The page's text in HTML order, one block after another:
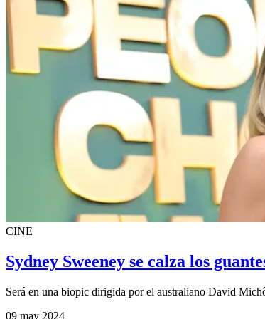
CINE
Sydney Sweeney se calza los
Será en una biopic dirigida por el australiano David
09 may 2024